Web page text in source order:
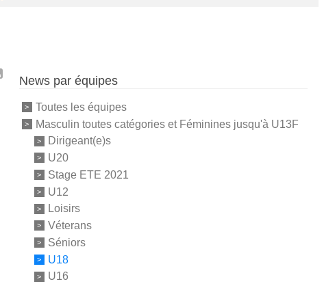
News par équipes
Toutes les équipes
Masculin toutes catégories et Féminines jusqu'à U13F
Dirigeant(e)s
U20
Stage ETE 2021
U12
Loisirs
Véterans
Séniors
U18
U16